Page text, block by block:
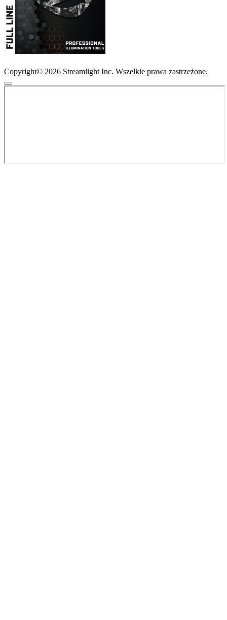
Copyright© 2026 Streamlight Inc. Wszelkie prawa zastrzeżone.